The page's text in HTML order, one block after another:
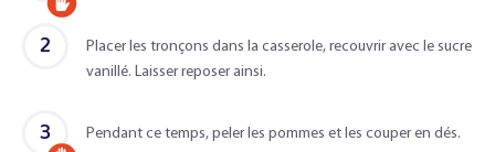
Accompagné
d'un
adulte
2
Placer les tronçons dans la casserole, recouvrir avec le sucre
vanillé. Laisser reposer ainsi.
3
Pendant ce temps, peler les pommes et les couper en dés.